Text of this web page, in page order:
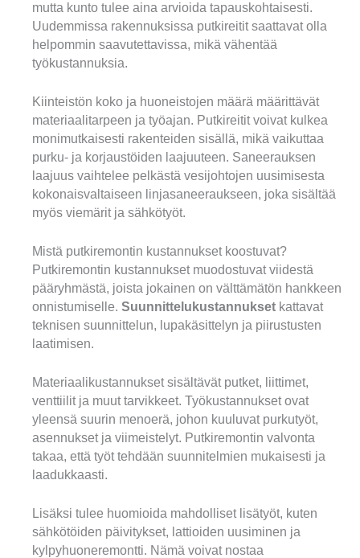
mutta kunto tulee aina arvioida tapauskohtaisesti.
Uudemmissa rakennuksissa putkireitit saattavat olla
helpommin saavutettavissa, mikä vähentää
työkustannuksia.
Kiinteistön koko ja huoneistojen määrä määrittävät
materiaalitarpeen ja työajan. Putkireitit voivat kulkea
monimutkaisesti rakenteiden sisällä, mikä vaikuttaa
purku- ja korjaustöiden laajuuteen. Saneerauksen
laajuus vaihtelee pelkästä vesijohtojen uusimisesta
kokonaisvaltaiseen linjasaneeraukseen, joka sisältää
myös viemärit ja sähkötyöt.
Mistä putkiremontin kustannukset koostuvat?
Putkiremontin kustannukset muodostuvat viidestä
pääryhmästä, joista jokainen on välttämätön hankkeen
onnistumiselle. Suunnittelukustannukset kattavat
teknisen suunnittelun, lupakäsittelyn ja piirustusten
laatimisen.
Materiaalikustannukset sisältävät putket, liittimet,
venttiilit ja muut tarvikkeet. Työkustannukset ovat
yleensä suurin menoerä, johon kuuluvat purkutyöt,
asennukset ja viimeistelyt. Putkiremontin valvonta
takaa, että työt tehdään suunnitelmien mukaisesti ja
laadukkaasti.
Lisäksi tulee huomioida mahdolliset lisätyöt, kuten
sähkötöiden päivitykset, lattioiden uusiminen ja
kylpyhuoneremontti. Nämä voivat nostaa